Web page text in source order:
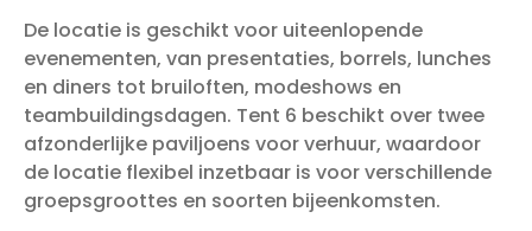
De locatie is geschikt voor uiteenlopende
evenementen, van presentaties, borrels, lunches
en diners tot bruiloften, modeshows en
teambuildingsdagen. Tent 6 beschikt over twee
afzonderlijke paviljoens voor verhuur, waardoor
de locatie flexibel inzetbaar is voor verschillende
groepsgroottes en soorten bijeenkomsten.